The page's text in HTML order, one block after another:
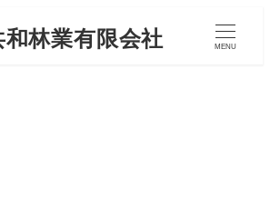
MENU